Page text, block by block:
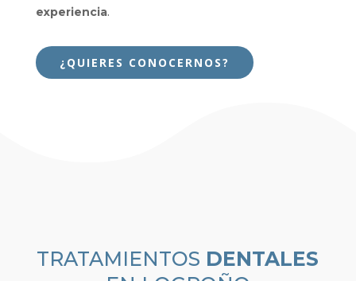
experiencia.
¿QUIERES CONOCERNOS?
TRATAMIENTOS DENTALES